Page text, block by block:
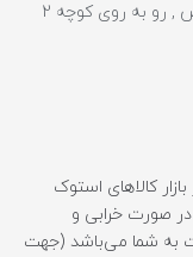
فارس - شیراز - بلوار زرهی , میدان باغ حوض , رو به روی کوچه 2
کالاهای استوک
مهلت تست در صورت خرابی و
به شما می‌باشد (جهت